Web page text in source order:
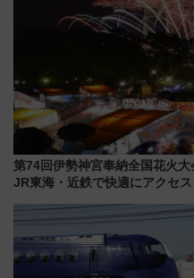
第74回伊勢神宮奉納全国花火大
JR東海・近鉄で快適にアクセス